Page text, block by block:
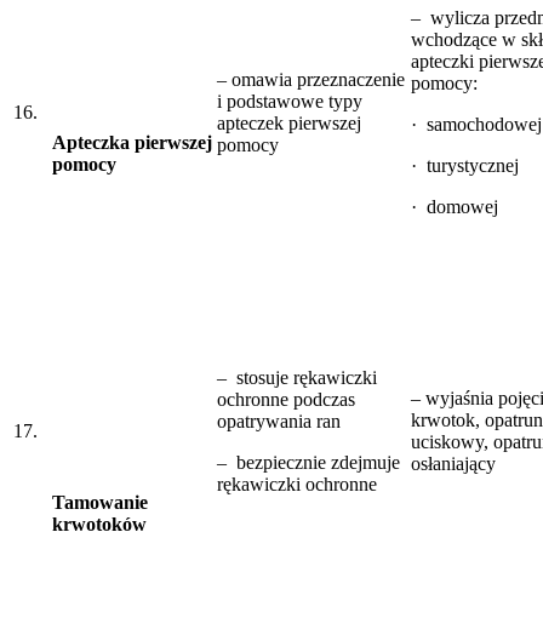
16.
Apteczka pierwszej
pomocy
– omawia przeznaczenie
i podstawowe typy
apteczek pierwszej
pomocy
– wylicza
wchodzące w
apteczki
pomocy:
· samochodowej
· turystycznej
· domowej
17.
Tamowanie
krwotoków
– stosuje rękawiczki
ochronne podczas
opatrywania ran
– bezpiecznie zdejmuje
rękawiczki ochronne
– wyjaśnia
krwotok,
uciskowy,
osłaniający